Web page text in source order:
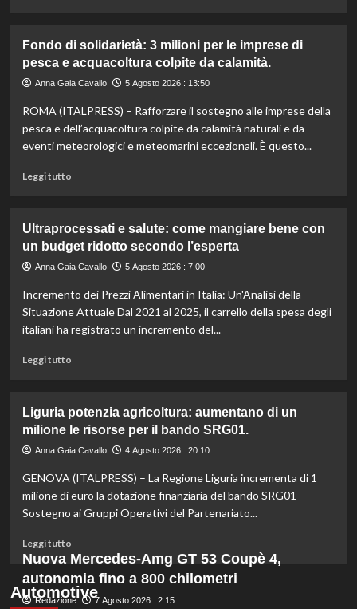
primario.
Rinfresca
la
tua
il
menù
ideale
esperti.
Fondo di solidarietà: 3 milioni per le imprese di
pesca e acquacoltura colpite da calamità.
Anna Gaia Cavallo 5 Agosto 2026 : 13:50
ROMA (ITALPRESS) – Rafforzare il sostegno alle imprese della
pesca e dell’acquacoltura colpite da calamità naturali e da
eventi meteorologici e meteomarini eccezionali. È questo...
Leggi tuttoLeggi
Fondo
di
solidarietà:
milioni
per
le
colpite
da
calamità.
Ultraprocessati e salute: come mangiare bene con
un budget ridotto secondo l’esperta
Anna Gaia Cavallo 5 Agosto 2026 : 7:00
Incremento dei Prezzi Alimentari in Italia: Un'Analisi della
Situazione Attuale Dal 2021 al 2025, il carrello della spesa degli
italiani ha registrato un incremento del...
Leggi tuttoLeggi
Ultraprocessati
e
salute:
mangiare
bene
con
ridotto
l’esperta
Liguria potenzia agricoltura: aumentano di un
milione le risorse per il bando SRG01.
Anna Gaia Cavallo 4 Agosto 2026 : 20:10
GENOVA (ITALPRESS) – La Regione Liguria incrementa di 1
milione di euro la dotazione finanziaria del bando SRG01 –
Sostegno ai Gruppi Operativi del Partenariato...
Leggi tuttoLeggi
di
più
su
Liguria
Automotive
Nuova Mercedes-Amg GT 53 Coupè 4,
autonomia fino a 800 chilometri
Redazione 7 Agosto 2026 : 2:15